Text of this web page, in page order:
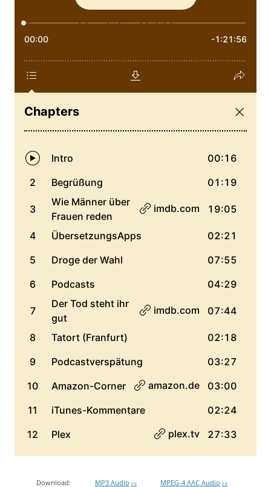
Download: MP3 Audio 0 B MPEG-4 AAC Audio 0 B